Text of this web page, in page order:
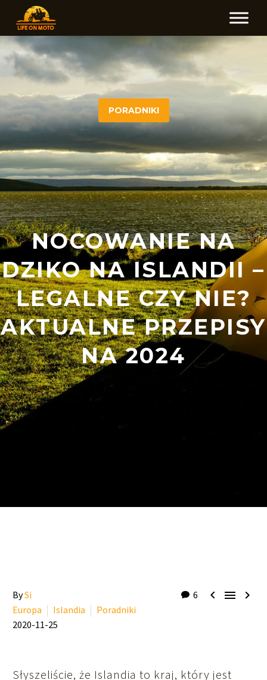
PORADNIKI
NOCOWANIE NA
DZIKO NA ISLANDII –
LEGALNE CZY NIE?
AKTUALNE PRZEPISY
NA 2024
6   
BySi
Europa
Islandia
Poradniki
2020-11-25
Słyszeliście, że Islandia to kraj, który jest